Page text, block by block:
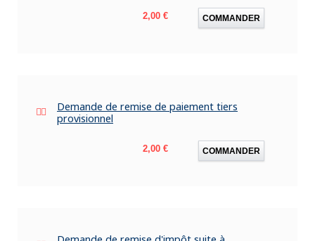
Prix
2,00 € COMMANDER
Demande de remise de paiement tiers
provisionnel
Prix
2,00 € COMMANDER